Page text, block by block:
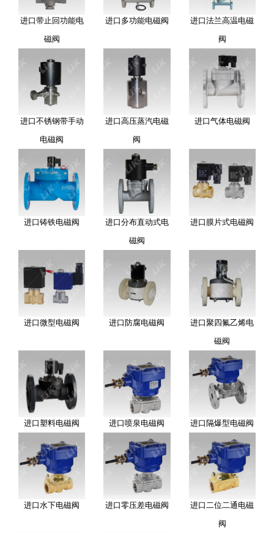
进口带止回功能电
磁阀
进口多功能电磁阀
进口法兰高温电磁
阀
进口不锈钢带手动
电磁阀
进口高压蒸汽电磁
阀
进口气体电磁阀
进口铸铁电磁阀
进口分布直动式电
磁阀
进口膜片式电磁阀
进口微型电磁阀 进口防腐电磁阀
进口聚四氟乙烯电
磁阀
进口塑料电磁阀 进口喷泉电磁阀 进口隔爆型电磁阀
进口水下电磁阀 进口零压差电磁阀
进口二位二通电磁
阀